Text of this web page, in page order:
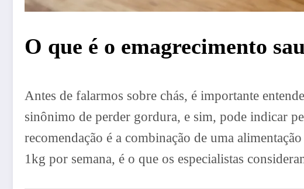
O que é o emagrecimento
Antes de falarmos sobre chás, é importante
sinônimo de perder gordura, e sim, pode indicar
recomendação é a combinação de uma
1kg por semana, é o que os especialistas